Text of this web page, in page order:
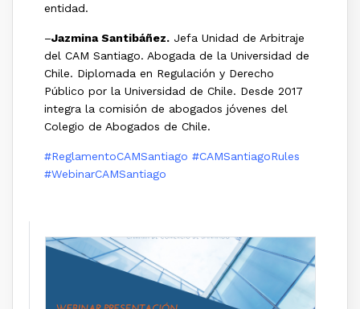
entidad.
–Jazmina Santibáñez.Jefa Unidad de Arbitraje
del CAM Santiago. Abogada de la Universidad de
Chile. Diplomada en Regulación y Derecho
Público por la Universidad de Chile. Desde 2017
integra la comisión de abogados jóvenes del
Colegio de Abogados de Chile.
#ReglamentoCAMSantiago #CAMSantiagoRules
#WebinarCAMSantiago